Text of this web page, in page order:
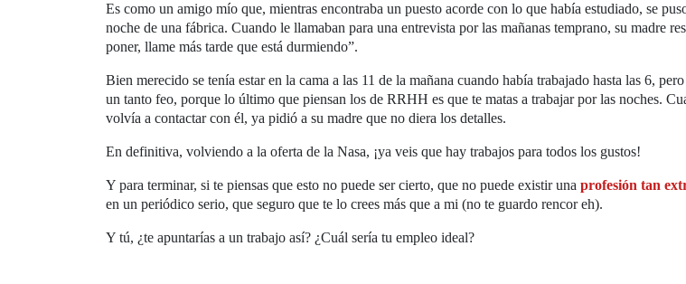
Es como un amigo mío que, mientras encontraba un puesto acorde con lo que había estudiado, se
noche de una fábrica. Cuando le llamaban para una entrevista por las mañanas temprano, su madre
poner, llame más tarde que está durmiendo”.
Bien merecido se tenía estar en la cama a las 11 de la mañana cuando había trabajado hasta las 6,
un tanto feo, porque lo último que piensan los de RRHH es que te matas a trabajar por las noches.
volvía a contactar con él, ya pidió a su madre que no diera los detalles.
En definitiva, volviendo a la oferta de la Nasa, ¡ya veis que hay trabajos para todos los gustos!
Y para terminar, si te piensas que esto no puede ser cierto, que no puede existir una profesión tan
en un periódico serio, que seguro que te lo crees más que a mi (no te guardo rencor eh).
Y tú, ¿te apuntarías a un trabajo así? ¿Cuál sería tu empleo ideal?